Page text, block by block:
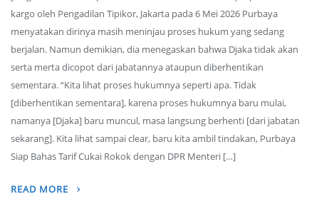
kargo oleh Pengadilan Tipikor, Jakarta pada 6 Mei 2026 Purbaya
menyatakan dirinya masih meninjau proses hukum yang sedang
berjalan. Namun demikian, dia menegaskan bahwa Djaka tidak akan
serta merta dicopot dari jabatannya ataupun diberhentikan
sementara. “Kita lihat proses hukumnya seperti apa. Tidak
[diberhentikan sementara], karena proses hukumnya baru mulai,
namanya [Djaka] baru muncul, masa langsung berhenti [dari jabatan
sekarang]. Kita lihat sampai clear, baru kita ambil tindakan, Purbaya
Siap Bahas Tarif Cukai Rokok dengan DPR Menteri […]
READ MORE